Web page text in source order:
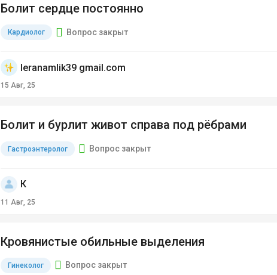
Болит сердце постоянно
Кардиолог Вопрос закрыт
leranamlik39 gmail.com
15 Авг, 25
Болит и бурлит живот справа под рёбрами
Гастроэнтеролог Вопрос закрыт
К
11 Авг, 25
Кровянистые обильные выделения
Гинеколог Вопрос закрыт